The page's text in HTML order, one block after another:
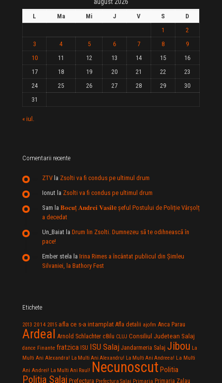
L Ma Mi J V S
D
1
2
3
4 5 6 7 8
9
10
11 12 13 14 15
16
17
18 19 20 21 22
23
24
25 26 27 28 29
30
31
« iul.
Comentarii recente
ZTV la Zsolti va fi condus pe ultimul drum
Ionut la Zsolti va fi condus pe ultimul drum
Sam la 𝐁𝐨𝐜𝐮ț 𝐀𝐧𝐝𝐫𝐞𝐢 𝐕𝐚𝐬𝐢𝐥e şeful Postului de Poliție Vârșolț
a decedat
Un_Baiat la Drum lin Zsolti. Dumnezeu sã te odihneascã în
pace!
Ember stela la Irina Rimes a încântat publicul din Şimleu
Silvaniei, la Bathory Fest
Etichete
2013 2014 2015 afla ce s-a intamplat Afla detalii ajofm Anca Parau
Ardeal Arnold Schlachter c8ilu CLUJ Consiliul Judetean Salaj
dance Finante fratzica ISU ISU Salaj Jandarmeria Salaj Jibou La
Multi Ani Alexandra! La Multi Ani Alexandru! La Multi Ani Andreea! La Multi
Ani Andrei! La Multi Ani Raul! Necunoscut Politia
Politia Salaj Prefectura Prefectura Salaj Primaria Primaria Zalau